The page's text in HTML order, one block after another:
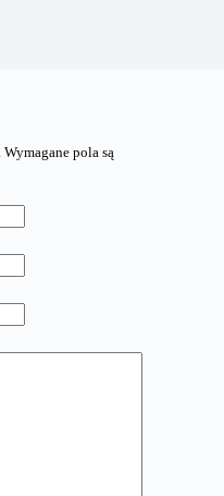
Wymagane pola są